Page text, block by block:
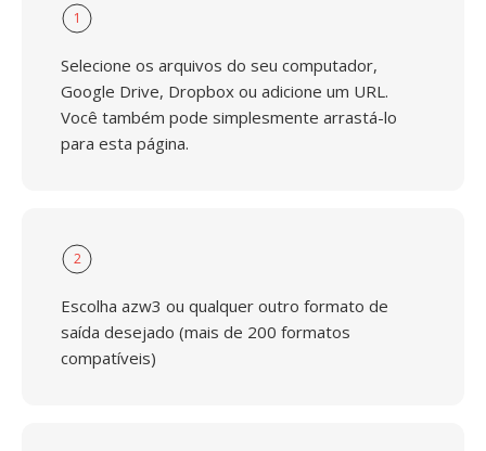
1
Selecione os arquivos do seu computador,
Google Drive, Dropbox ou adicione um URL.
Você também pode simplesmente arrastá-lo
para esta página.
2
Escolha azw3 ou qualquer outro formato de
saída desejado (mais de 200 formatos
compatíveis)